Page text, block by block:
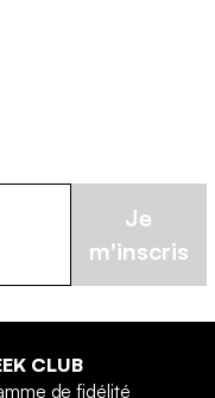
Je
m'inscris
CLUB
de fidélité